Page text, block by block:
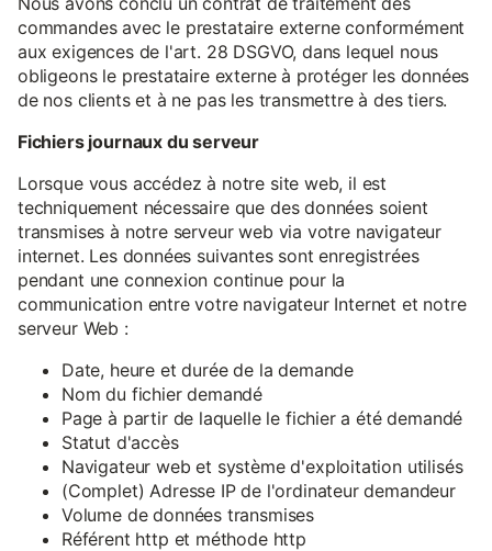
commandes avec le prestataire externe conformément
aux exigences de l'art. 28 DSGVO, dans lequel nous
obligeons le prestataire externe à protéger les données
de nos clients et à ne pas les transmettre à des tiers.
Fichiers journaux du serveur
Lorsque vous accédez à notre site web, il est
techniquement nécessaire que des données soient
transmises à notre serveur web via votre navigateur
internet. Les données suivantes sont enregistrées
pendant une connexion continue pour la
communication entre votre navigateur Internet et notre
serveur Web :
Date, heure et durée de la demande
Nom du fichier demandé
Page à partir de laquelle le fichier a été demandé
Statut d'accès
Navigateur web et système d'exploitation utilisés
(Complet) Adresse IP de l'ordinateur demandeur
Volume de données transmises
Référent http et méthode http